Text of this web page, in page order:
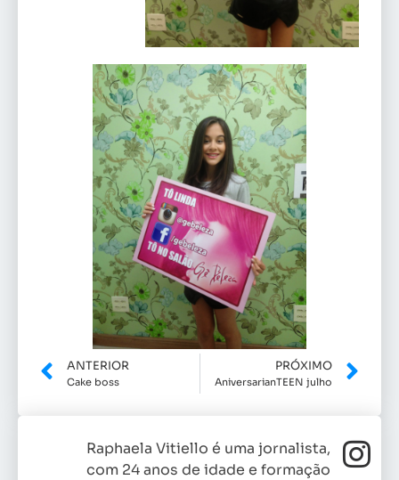
ANTERIOR
Cake boss
PRÓXIMO
AniversarianTEEN julho
Raphaela Vitiello é uma jornalista,
com 24 anos de idade e formação